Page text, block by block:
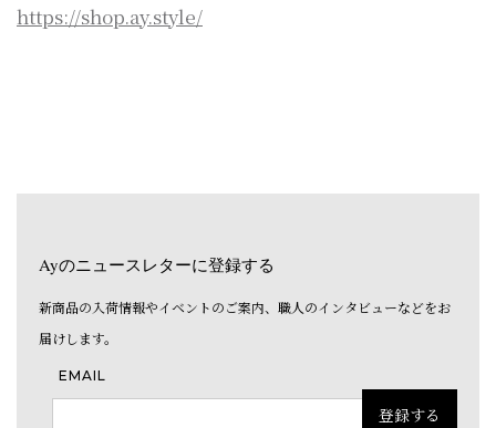
https://shop.ay.style/
Ayのニュースレターに登録する
新商品の入荷情報やイベントのご案内、職人のインタビューなどをお
届けします。
EMAIL